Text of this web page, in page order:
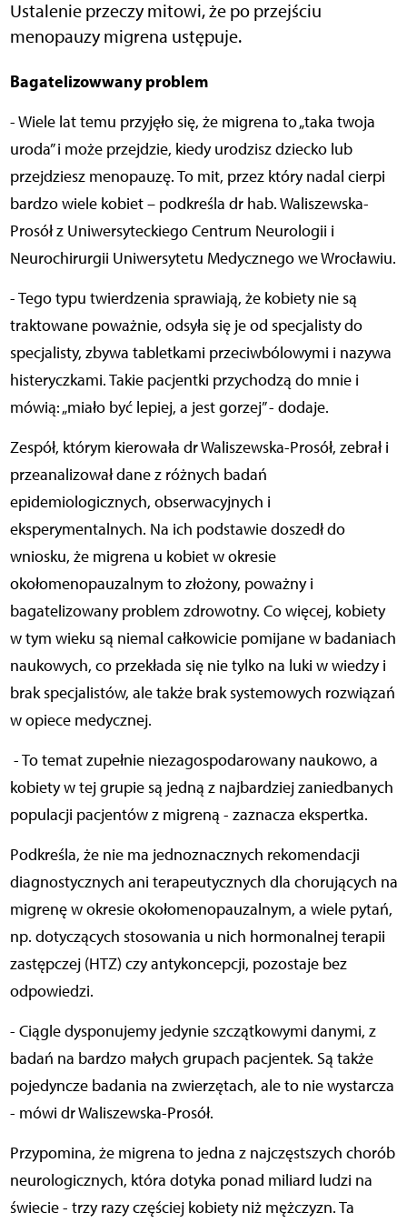
Ustalenie przeczy mitowi, że po przejściu
menopauzy migrena ustępuje.
Bagatelizowwany problem
- Wiele lat temu przyjęło się, że migrena to „taka twoja
uroda” i może przejdzie, kiedy urodzisz dziecko lub
przejdziesz menopauzę. To mit, przez który nadal cierpi
bardzo wiele kobiet – podkreśla dr hab. Waliszewska-
Prosół z Uniwersyteckiego Centrum Neurologii i
Neurochirurgii Uniwersytetu Medycznego we Wrocławiu.
- Tego typu twierdzenia sprawiają, że kobiety nie są
traktowane poważnie, odsyła się je od specjalisty do
specjalisty, zbywa tabletkami przeciwbólowymi i nazywa
histeryczkami. Takie pacjentki przychodzą do mnie i
mówią: „miało być lepiej, a jest gorzej” - dodaje.
Zespół, którym kierowała dr Waliszewska-Prosół, zebrał i
przeanalizował dane z różnych badań
epidemiologicznych, obserwacyjnych i
eksperymentalnych. Na ich podstawie doszedł do
wniosku, że migrena u kobiet w okresie
okołomenopauzalnym to złożony, poważny i
bagatelizowany problem zdrowotny. Co więcej, kobiety
w tym wieku są niemal całkowicie pomijane w badaniach
naukowych, co przekłada się nie tylko na luki w wiedzy i
brak specjalistów, ale także brak systemowych rozwiązań
w opiece medycznej.
- To temat zupełnie niezagospodarowany naukowo, a
kobiety w tej grupie są jedną z najbardziej zaniedbanych
populacji pacjentów z migreną - zaznacza ekspertka.
Podkreśla, że nie ma jednoznacznych rekomendacji
diagnostycznych ani terapeutycznych dla chorujących na
migrenę w okresie okołomenopauzalnym, a wiele pytań,
np. dotyczących stosowania u nich hormonalnej terapii
zastępczej (HTZ) czy antykoncepcji, pozostaje bez
odpowiedzi.
- Ciągle dysponujemy jedynie szczątkowymi danymi, z
badań na bardzo małych grupach pacjentek. Są także
pojedyncze badania na zwierzętach, ale to nie wystarcza
- mówi dr Waliszewska-Prosół.
Przypomina, że migrena to jedna z najczęstszych chorób
neurologicznych, która dotyka ponad miliard ludzi na
świecie - trzy razy częściej kobiety niż mężczyzn. Ta